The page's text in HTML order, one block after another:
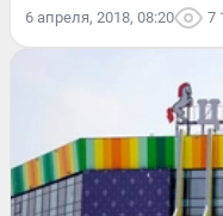
6 апреля, 2018, 08:20 7